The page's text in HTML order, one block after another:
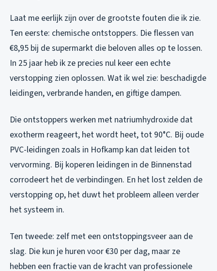
Laat me eerlijk zijn over de grootste fouten die ik zie.
Ten eerste: chemische ontstoppers. Die flessen van
€8,95 bij de supermarkt die beloven alles op te lossen.
In 25 jaar heb ik ze precies nul keer een echte
verstopping zien oplossen. Wat ik wel zie: beschadigde
leidingen, verbrande handen, en giftige dampen.
Die ontstoppers werken met natriumhydroxide dat
exotherm reageert, het wordt heet, tot 90°C. Bij oude
PVC-leidingen zoals in Hofkamp kan dat leiden tot
vervorming. Bij koperen leidingen in de Binnenstad
corrodeert het de verbindingen. En het lost zelden de
verstopping op, het duwt het probleem alleen verder
het systeem in.
Ten tweede: zelf met een ontstoppingsveer aan de
slag. Die kun je huren voor €30 per dag, maar ze
hebben een fractie van de kracht van professionele